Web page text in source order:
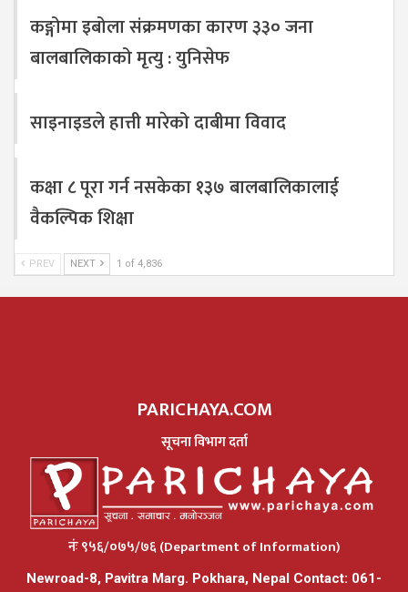
कङ्गोमा इबोला संक्रमणका कारण ३३० जना
बालबालिकाको मृत्यु : युनिसेफ
साइनाइडले हात्ती मारेको दाबीमा विवाद
कक्षा ८ पूरा गर्न नसकेका १३७ बालबालिकालाई
वैकल्पिक शिक्षा
PREV NEXT 1 of 4,836
PARICHAYA.COM
सूचना विभाग दर्ता
नंः ९५६/०७५/७६ (Department of Information)
Newroad-8, Pavitra Marg. Pokhara, Nepal Contact: 061-